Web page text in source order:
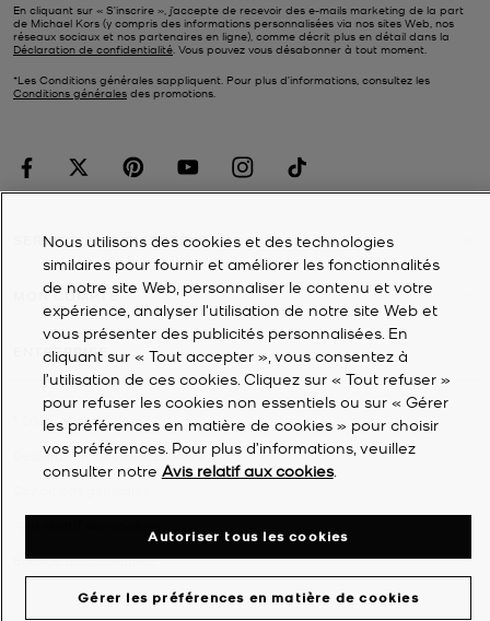
En cliquant sur « S’inscrire », j’accepte de recevoir des e-mails marketing de la part
de Michael Kors (y compris des informations personnalisées via nos sites Web, nos
réseaux sociaux et nos partenaires en ligne), comme décrit plus en détail dans la
Déclaration de confidentialité. Vous pouvez vous désabonner à tout moment.
*Les Conditions générales sappliquent. Pour plus d’informations, consultez les
Conditions générales des promotions.
SERVICE À LA CLIENTÈLE
MON COMPTE
ENTREPRISE
2026Michael Kors
Déclaration de confidentialité
Énoncé d'accessibilité
Nous utilisons des cookies et des technologies
similaires pour fournir et améliorer les fonctionnalités
de notre site Web, personnaliser le contenu et votre
expérience, analyser l'utilisation de notre site Web et
vous présenter des publicités personnalisées. En
cliquant sur « Tout accepter », vous consentez à
l’utilisation de ces cookies. Cliquez sur « Tout refuser »
pour refuser les cookies non essentiels ou sur « Gérer
les préférences en matière de cookies » pour choisir
vos préférences. Pour plus d’informations, veuillez
consulter notre Avis relatif aux cookies.
Gérer les préférences en matière de cookies
Autoriser tous les cookies